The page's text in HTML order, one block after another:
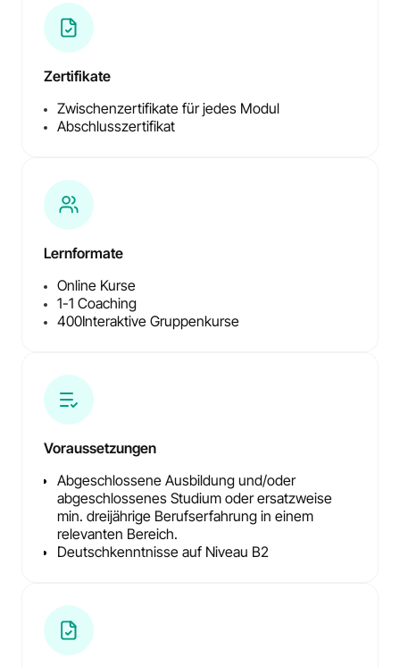
Zertifikate
Zwischenzertifikate für jedes Modul
Abschlusszertifikat
Lernformate
Online Kurse
1-1 Coaching
400Interaktive Gruppenkurse
Voraussetzungen
Abgeschlossene Ausbildung und/oder
abgeschlossenes Studium oder ersatzweise
min. dreijährige Berufserfahrung in einem
relevanten Bereich.
Deutschkenntnisse auf Niveau B2